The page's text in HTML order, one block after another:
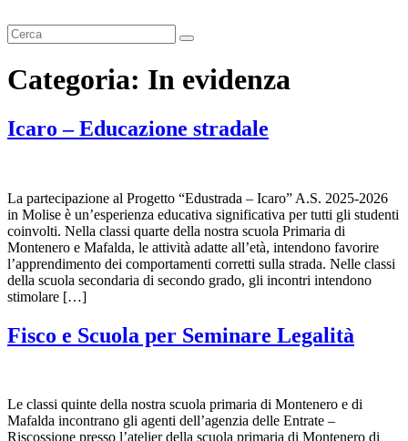
Categoria: In evidenza
Icaro – Educazione stradale
La partecipazione al Progetto “Edustrada – Icaro” A.S. 2025-2026
in Molise è un’esperienza educativa significativa per tutti gli studenti
coinvolti. Nella classi quarte della nostra scuola Primaria di
Montenero e Mafalda, le attività adatte all’età, intendono favorire
l’apprendimento dei comportamenti corretti sulla strada. Nelle classi
della scuola secondaria di secondo grado, gli incontri intendono
stimolare […]
Fisco e Scuola per Seminare Legalità
Le classi quinte della nostra scuola primaria di Montenero e di
Mafalda incontrano gli agenti dell’agenzia delle Entrate –
Riscossione presso l’atelier della scuola primaria di Montenero di